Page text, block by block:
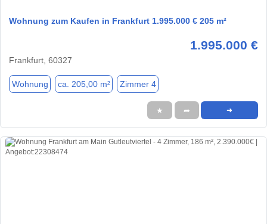
Wohnung zum Kaufen in Frankfurt 1.995.000 € 205 m²
1.995.000 €
Frankfurt, 60327
Wohnung ca. 205,00 m² Zimmer 4
★ ➦ ➜